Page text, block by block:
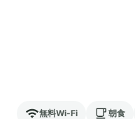
無料Wi-Fi 朝食